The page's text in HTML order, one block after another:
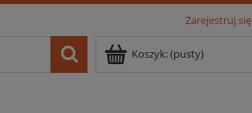
Zarejestruj się
Koszyk:(pusty)